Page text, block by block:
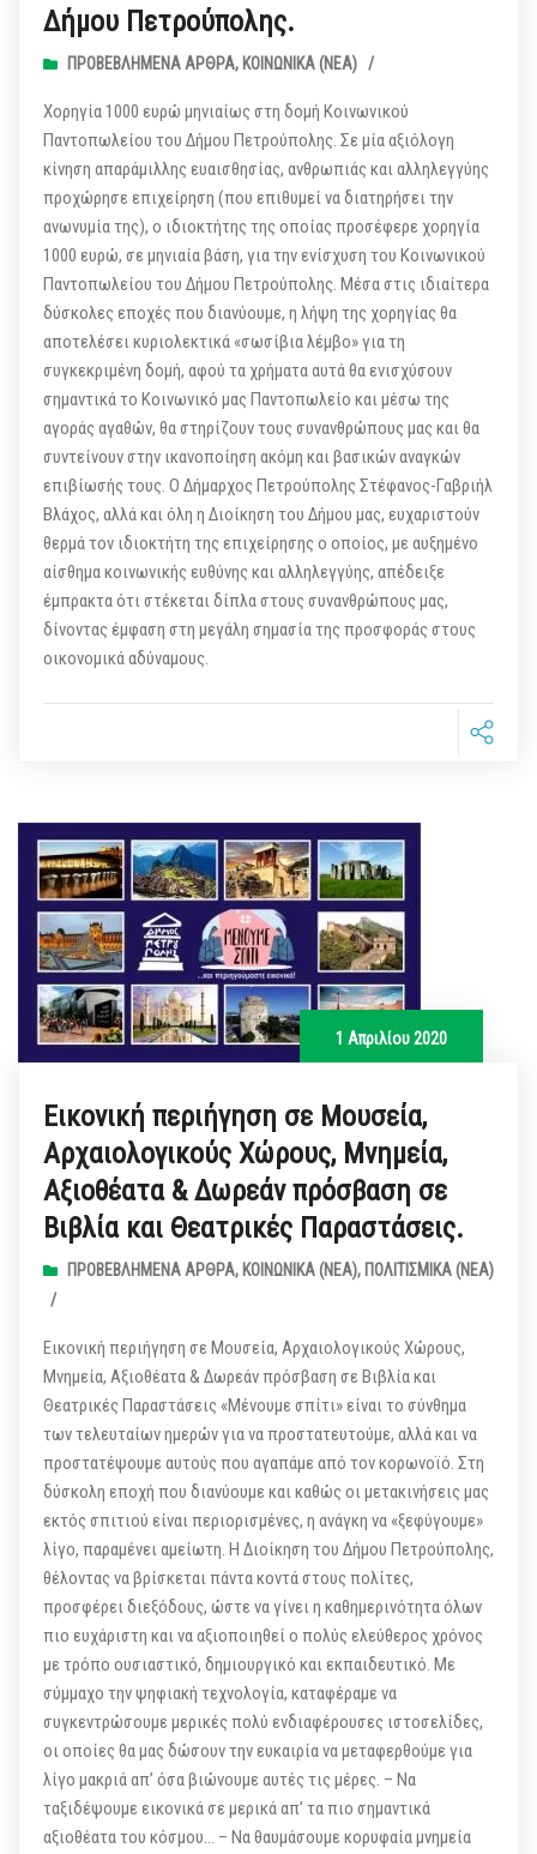
Δήμου Πετρούπολης.
ΠΡΟΒΕΒΛΗΜΈΝΑ ΆΡΘΡΑ, ΚΟΙΝΩΝΙΚΆ (ΝΕΑ) /
Χορηγία 1000 ευρώ μηνιαίως στη δομή Κοινωνικού
Παντοπωλείου του Δήμου Πετρούπολης. Σε μία αξιόλογη
κίνηση απαράμιλλης ευαισθησίας, ανθρωπιάς και αλληλεγγύης
προχώρησε επιχείρηση (που επιθυμεί να διατηρήσει την
ανωνυμία της), ο ιδιοκτήτης της οποίας προσέφερε χορηγία
1000 ευρώ, σε μηνιαία βάση, για την ενίσχυση του Κοινωνικού
Παντοπωλείου του Δήμου Πετρούπολης. Μέσα στις ιδιαίτερα
δύσκολες εποχές που διανύουμε, η λήψη της χορηγίας θα
αποτελέσει κυριολεκτικά «σωσίβια λέμβο» για τη
συγκεκριμένη δομή, αφού τα χρήματα αυτά θα ενισχύσουν
σημαντικά το Κοινωνικό μας Παντοπωλείο και μέσω της
αγοράς αγαθών, θα στηρίζουν τους συνανθρώπους μας και θα
συντείνουν στην ικανοποίηση ακόμη και βασικών αναγκών
επιβίωσής τους. Ο Δήμαρχος Πετρούπολης Στέφανος-Γαβριήλ
Βλάχος, αλλά και όλη η Διοίκηση του Δήμου μας, ευχαριστούν
θερμά τον ιδιοκτήτη της επιχείρησης ο οποίος, με αυξημένο
αίσθημα κοινωνικής ευθύνης και αλληλεγγύης, απέδειξε
έμπρακτα ότι στέκεται δίπλα στους συνανθρώπους μας,
δίνοντας έμφαση στη μεγάλη σημασία της προσφοράς στους
οικονομικά αδύναμους.
1 Απριλίου 2020
Εικονική περιήγηση σε Μουσεία,
Αρχαιολογικούς Χώρους, Μνημεία,
Αξιοθέατα & Δωρεάν πρόσβαση σε
Βιβλία και Θεατρικές Παραστάσεις.
ΠΡΟΒΕΒΛΗΜΈΝΑ ΆΡΘΡΑ, ΚΟΙΝΩΝΙΚΆ (ΝΕΑ), ΠΟΛΙΤΙΣΜΙΚΆ (ΝΕΑ)
/
Εικονική περιήγηση σε Μουσεία, Αρχαιολογικούς Χώρους,
Μνημεία, Αξιοθέατα & Δωρεάν πρόσβαση σε Βιβλία και
Θεατρικές Παραστάσεις «Μένουμε σπίτι» είναι το σύνθημα
των τελευταίων ημερών για να προστατευτούμε, αλλά και να
προστατέψουμε αυτούς που αγαπάμε από τον κορωνοϊό. Στη
δύσκολη εποχή που διανύουμε και καθώς οι μετακινήσεις μας
εκτός σπιτιού είναι περιορισμένες, η ανάγκη να «ξεφύγουμε»
λίγο, παραμένει αμείωτη. Η Διοίκηση του Δήμου Πετρούπολης,
θέλοντας να βρίσκεται πάντα κοντά στους πολίτες,
προσφέρει διεξόδους, ώστε να γίνει η καθημερινότητα όλων
πιο ευχάριστη και να αξιοποιηθεί ο πολύς ελεύθερος χρόνος
με τρόπο ουσιαστικό, δημιουργικό και εκπαιδευτικό. Με
σύμμαχο την ψηφιακή τεχνολογία, καταφέραμε να
συγκεντρώσουμε μερικές πολύ ενδιαφέρουσες ιστοσελίδες,
οι οποίες θα μας δώσουν την ευκαιρία να μεταφερθούμε για
λίγο μακριά απ’ όσα βιώνουμε αυτές τις μέρες. – Nα
ταξιδέψουμε εικονικά σε μερικά απ’ τα πιο σημαντικά
αξιοθέατα του κόσμου… – Να θαυμάσουμε κορυφαία μνημεία